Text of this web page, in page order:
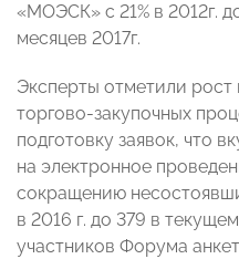
«МОЭСК» с 21% в 2012г.
месяцев 2017г.
Эксперты отметили рост
торгово-закупочных
подготовку заявок, что
на электронное
сокращению
в 2016 г. до 379 в
участников Форума